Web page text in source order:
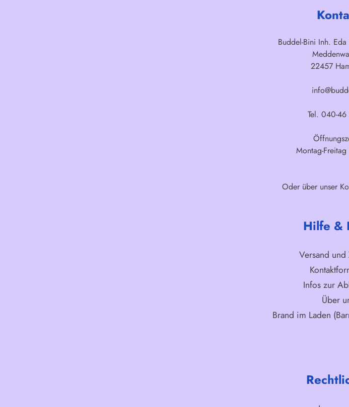
Buddel-Bini Inh.
22457
Tel. 040-
Montag-Freitag
Oder über unser
Hilfe &
Versand und
Infos zur
Über
Brand im Laden